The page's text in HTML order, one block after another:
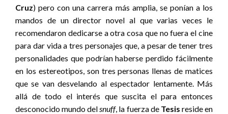
Cruz) pero con una carrera más amplia, se ponían a los
mandos de un director novel al que varias veces le
recomendaron dedicarse a otra cosa que no fuera el cine
para dar vida a tres personajes que, a pesar de tener tres
personalidades que podrían haberse perdido fácilmente
en los estereotipos, son tres personas llenas de matices
que se van desvelando al espectador lentamente. Más
allá de todo el interés que suscita el para entonces
desconocido mundo del snuff, la fuerza de Tesis reside en